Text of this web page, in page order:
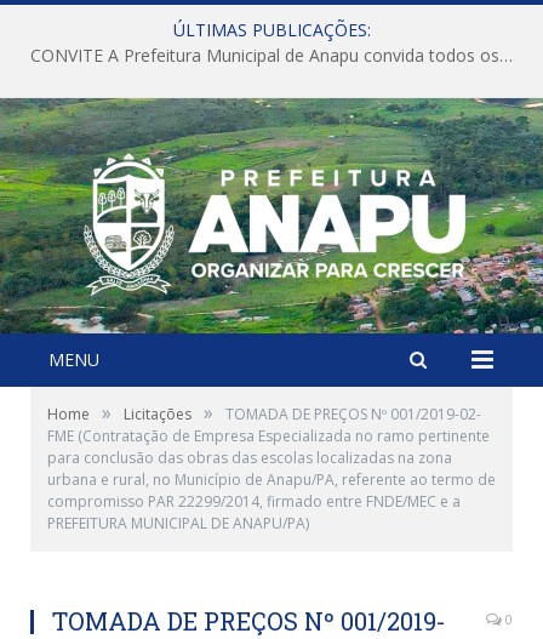
ÚLTIMAS PUBLICAÇÕES:
CONVITE A Prefeitura Municipal de Anapu convida todos os servidores públicos municipais para participarem da Audiência Pública de discussão da Lei de Diretrizes Orçamentárias (LDO), importante instrumento de planejamento das ações e investimentos da Administração Pública para o próximo exercício financeiro.
MENU
Home » Licitações »
TOMADA DE PREÇOS Nº 001/2019-02-
FME (Contratação de Empresa Especializada no ramo pertinente
para conclusão das obras das escolas localizadas na zona
urbana e rural, no Município de Anapu/PA, referente ao termo de
compromisso PAR 22299/2014, firmado entre FNDE/MEC e a
PREFEITURA MUNICIPAL DE ANAPU/PA)
TOMADA DE PREÇOS Nº 001/2019-
0